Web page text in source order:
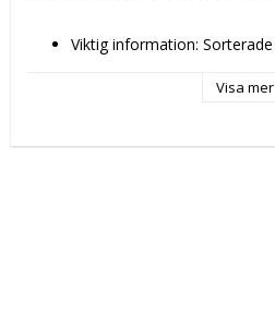
Viktig information:
Antal: 1 antal
Visa mer